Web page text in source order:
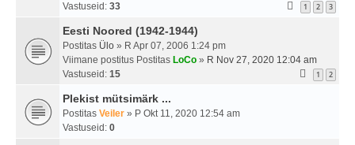
Vastuseid: 33 1 2 3
Eesti Noored (1942-1944)
Postitas Ülo » R Apr 07, 2006 1:24 pm
Viimane postitus Postitas LoCo » R Nov 27, 2020 12:04 am
Vastuseid: 15 1 2
Plekist mütsimärk ...
Postitas Veiler » P Okt 11, 2020 12:54 am
Vastuseid: 0